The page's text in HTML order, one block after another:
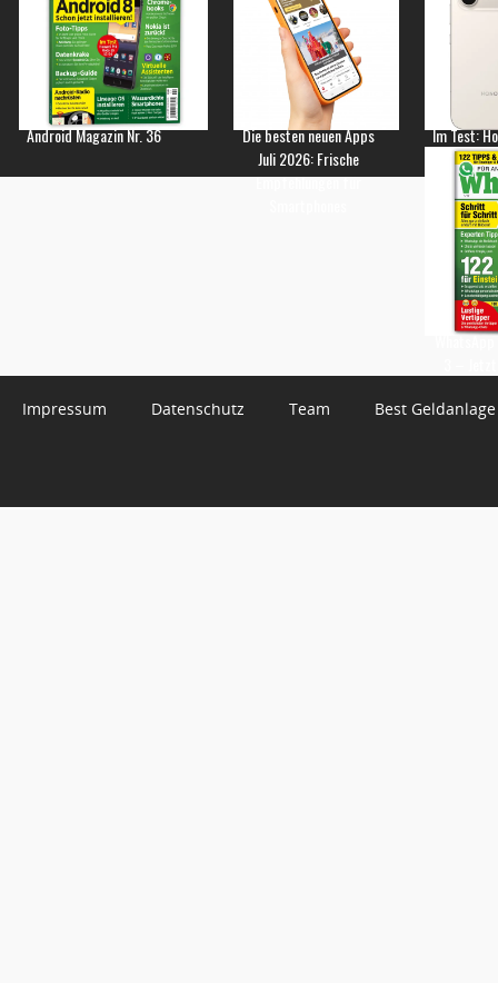
Android Magazin Nr. 36
Die besten neuen Apps
Juli 2026: Frische
Empfehlungen für
Im Test:
Impressum Datenschutz Team Best Geldanlage